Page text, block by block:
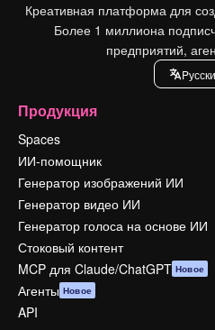
Креативная платформа для
Более 1 миллиона
предприятий,
Продукция
Spaces
ИИ-помощник
Генератор изображений ИИ
Генератор видео ИИ
Генератор голоса на основе ИИ
Стоковый контент
MCP для Claude/ChatGPT Новое
Агенты Новое
API